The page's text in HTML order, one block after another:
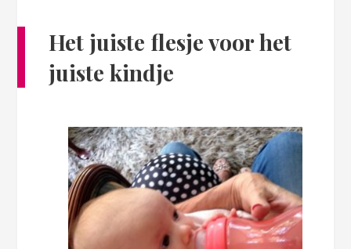
Het juiste flesje voor het
juiste kindje